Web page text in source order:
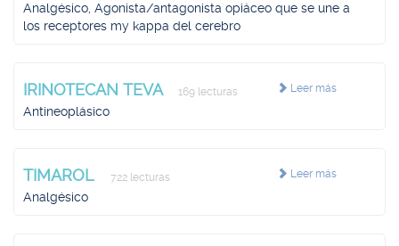
Analgésico, Agonista/antagonista opiáceo que se une a
los receptores my kappa del cerebro
Leer más
IRINOTECAN TEVA 169 lecturas
Antineoplásico
Leer más
TIMAROL 722 lecturas
Analgésico